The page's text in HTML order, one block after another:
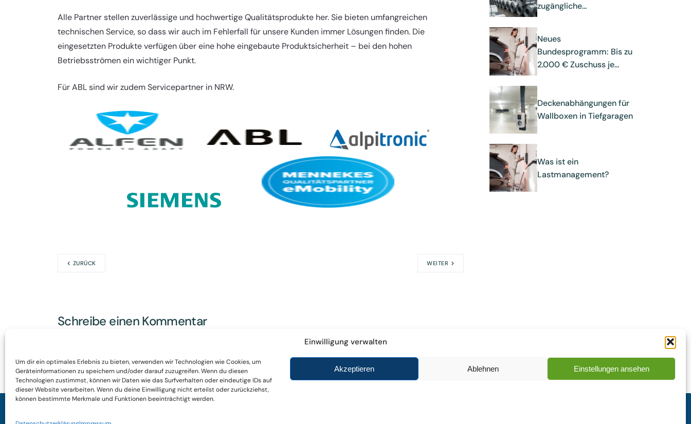
Einwilligung verwalten
Um dir ein optimales Erlebnis zu bieten, verwenden wir Technologien wie Cookies, um
Geräteinformationen zu speichern und/oder darauf zuzugreifen. Wenn du diesen
Technologien zustimmst, können wir Daten wie das Surfverhalten oder eindeutige IDs auf
dieser Website verarbeiten. Wenn du deine Einwilligung nicht erteilst oder zurückziehst,
können bestimmte Merkmale und Funktionen beeinträchtigt werden.
Akzeptieren Ablehnen Einstellungen ansehen
Alle Partner stellen zuverlässige und hochwertige Qualitätsprodukte her. Sie bieten umfangreichen
technischen Service, so dass wir auch im Fehlerfall für unsere Kunden immer Lösungen finden. Die
eingesetzten Produkte verfügen über eine hohe eingebaute Produktsicherheit – bei den hohen
Betriebsströmen ein wichtiger Punkt.
Für ABL sind wir zudem Servicepartner in NRW.
ZURÜCK WEITER
Schreibe einen Kommentar
zugängliche
schwere Nutzfahrzeuge
im Güterverkehr (KMU)
Neues
Bundesprogramm: Bis zu
2.000 € Zuschuss je
Mehrparteienhaus
Deckenabhängungen für
Wallboxen in Tiefgaragen
Was ist ein
Lastmanagement?